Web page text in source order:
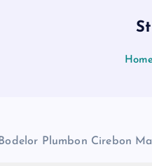
Plumbon Cirebon